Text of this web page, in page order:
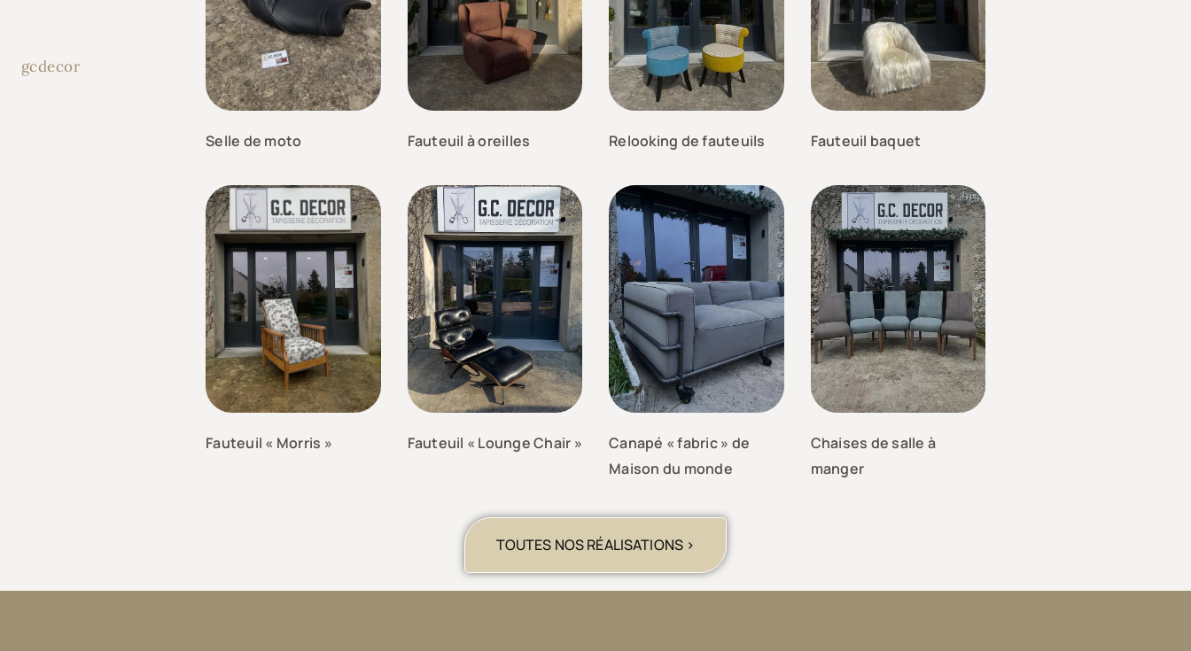
Selle de moto Fauteuil à oreilles Relooking de fauteuils Fauteuil baquet
Fauteuil « Morris » Fauteuil « Lounge Chair »
Canapé « fabric » de
Maison du monde
Chaises de salle à
manger
TOUTES NOS RÉALISATIONS >
gcdecor